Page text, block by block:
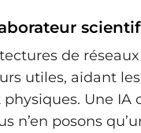
de
utiles, aidant
Une IA
n’en posons